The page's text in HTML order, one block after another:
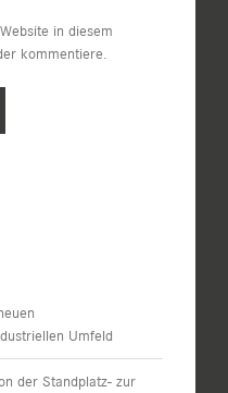
in diesem
kommentiere.
Umfeld
der Standplatz- zur